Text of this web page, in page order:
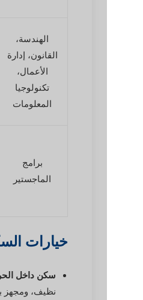
القانون، إدارة
المعلومات
–
3,900
الماجستير
متاحة –
تواصل
خيارات السكن
سكن داخل الحرم:آمن،
نظيف، ومجهز بالكامل